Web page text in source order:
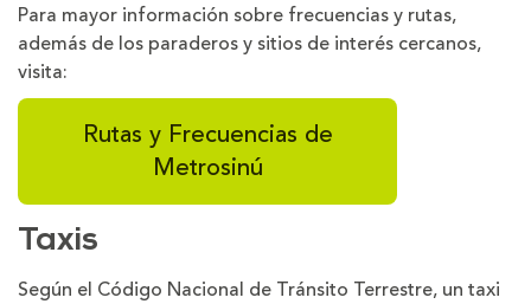
Para mayor información sobre frecuencias y rutas,
además de los paraderos y sitios de interés cercanos,
visita:
Rutas y Frecuencias de
Metrosinú
Taxis
Según el Código Nacional de Tránsito Terrestre, un taxi